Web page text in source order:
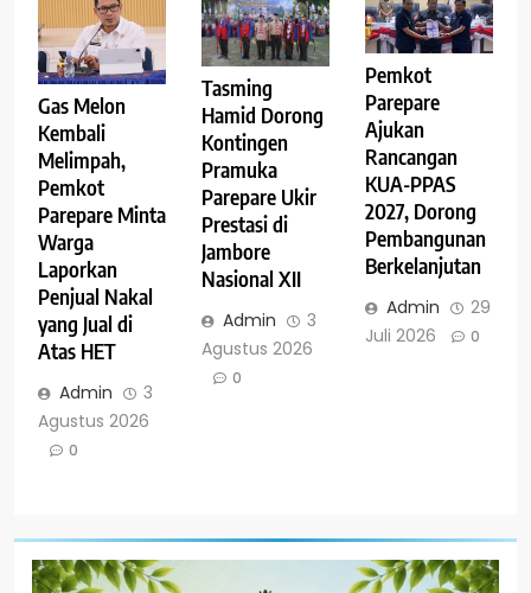
Gas Melon
Kembali
Melimpah,
Pemkot
Parepare Minta
Warga
Laporkan
Penjual Nakal
yang Jual di
Atas HET
Admin
3
Agustus 2026
0
Tasming
Hamid Dorong
Kontingen
Pramuka
Parepare Ukir
Prestasi di
Jambore
Nasional XII
Admin
3
Agustus 2026
0
Pemkot
Parepare
Ajukan
Rancangan
KUA-PPAS
2027, Dorong
Pembangunan
Berkelanjutan
Admin
29
Juli 2026
0